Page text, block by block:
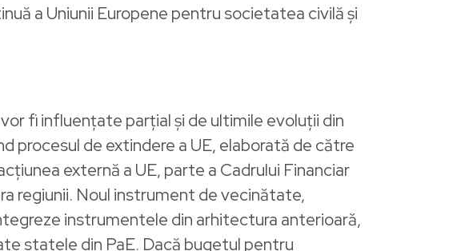
a Uniunii Europene pentru societatea civilă și
fi influențate parțial și de ultimile evoluții din
procesul de extindere a UE, elaborată de către
externă a UE, parte a Cadrului Financiar
regiunii. Noul instrument de vecinătate,
instrumentele din arhitectura anterioară,
statele din PaE. Dacă bugetul pentru